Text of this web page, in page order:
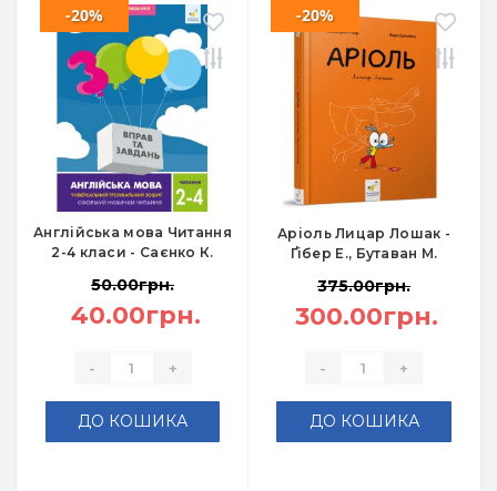
Англійська мова Читання
2-4 класи - Саєнко К.
-20%
50.00грн.
40.00грн.
- +
ДО КОШИКА
Аріоль Лицар Лошак -
Ґібер Е., Бутаван М.
-20%
375.00грн.
300.00грн.
- +
ДО КОШИКА